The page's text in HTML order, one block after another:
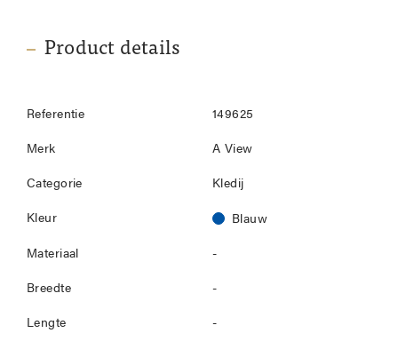
Product details
Referentie 149625
Merk A View
Categorie Kledij
Kleur Blauw
Materiaal -
Breedte -
Lengte -